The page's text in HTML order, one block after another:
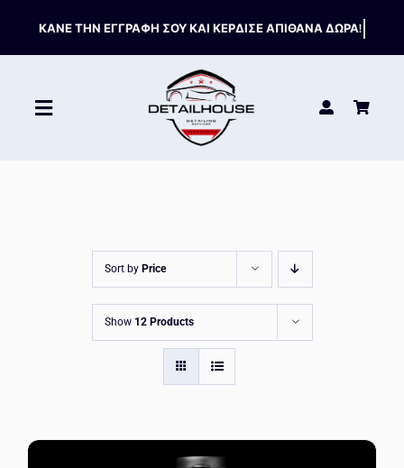
content
Toggle
ΑΞΕΣΟΥΑΡ
HOT OFFERS
Sort by Price
Show 12 Products